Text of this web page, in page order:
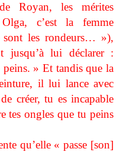
Royan, les mérites
c’est la femme
sont les rondeurs… »),
jusqu’à lui déclarer :
peins. » Et tandis que la
il lui lance avec
créer, tu es incapable
tes ongles que tu peins
qu’elle « passe [son]